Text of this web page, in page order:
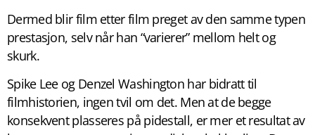
Dermed blir film etter film preget av den samme typen
prestasjon, selv når han “varierer” mellom helt og
skurk.
Spike Lee og Denzel Washington har bidratt til
filmhistorien, ingen tvil om det. Men at de begge
konsekvent plasseres på pidestall, er mer et resultat av